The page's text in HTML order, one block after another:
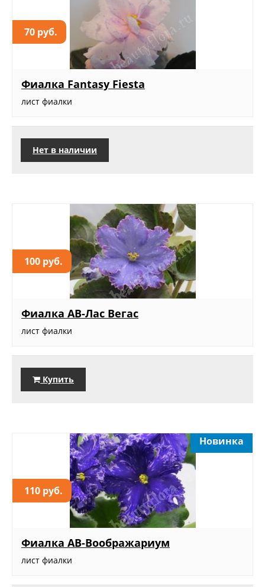
70 руб.
Фиалка Fantasy Fiesta
лист фиалки
Нет в наличии
100 руб.
Фиалка АВ-Лас Вегас
лист фиалки
Купить
110 руб.
Новинка
Фиалка АВ-Воображариум
лист фиалки